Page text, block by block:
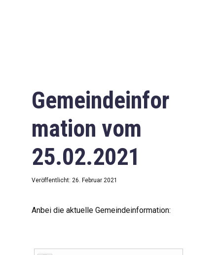
Downloads
Impressum
Datenschutzerklärung
Gemeindeinfor
mation vom
25.02.2021
Veröffentlicht: 26. Februar 2021
Anbei die aktuelle Gemeindeinformation: